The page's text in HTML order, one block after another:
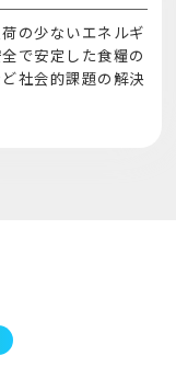
の少ないエネルギ
で安定した食糧の
社会的課題の解決